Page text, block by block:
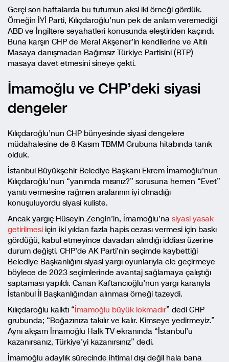
Gerçi son haftalarda bu tutumun aksi iki örneği gördük.
Örneğin İYİ Parti, Kılıçdaroğlu’nun pek de anlam veremediği
ABD ve İngiltere seyahatleri konusunda eleştiriden kaçındı.
Buna karşın CHP de Meral Akşener’in kendilerine ve Altılı
Masaya danışmadan Bağımsız Türkiye Partisini (BTP)
masaya davet etmesini sineye çekti.
İmamoğlu ve CHP’deki siyasi
dengeler
Kılıçdaroğlu’nun CHP bünyesinde siyasi dengelere
müdahalesine de 8 Kasım TBMM Grubuna hitabında tanık
olduk.
İstanbul Büyükşehir Belediye Başkanı Ekrem İmamoğlu’nun
Kılıçdaroğlu’nun “yanımda mısınız?” sorusuna hemen “Evet”
yanıtı vermesine rağmen aralarının iyi olmadığı
konuşuluyordu siyasi kuliste.
Ancak yargıç Hüseyin Zengin’in, İmamoğlu’na siyasi yasak
getirilmesi için iki yıldan fazla hapis cezası vermesi için baskı
gördüğü, kabul etmeyince davadan alındığı iddiası üzerine
durum değişti. CHP’de AK Parti’nin seçimde kaybettiği
Belediye Başkanlığını siyasi yargı oyunlarıyla ele geçirmeye
böylece de 2023 seçimlerinde avantaj sağlamaya çalıştığı
saptaması yapıldı. Canan Kaftancıoğlu’nun yargı kararıyla
İstanbul İl Başkanlığından alınması örneği tazeydi.
Kılıçdaroğlu kalktı “İmamoğlu büyük lokmadır” dedi CHP
grubunda; “Boğazınıza takılır ve kalır. Kimseye yedirmeyiz.”
Aynı akşam İmamoğlu Halk TV ekranında “İstanbul’u
kazanırsanız, Türkiye’yi kazanırsınız” dedi.
İmamoğlu adaylık sürecinde ihtimal dışı değil hala bana